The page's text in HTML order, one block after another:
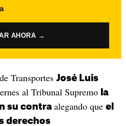
AHORA →
Transportes José Luis
al Tribunal Supremo la
su contra alegando que el
derechos